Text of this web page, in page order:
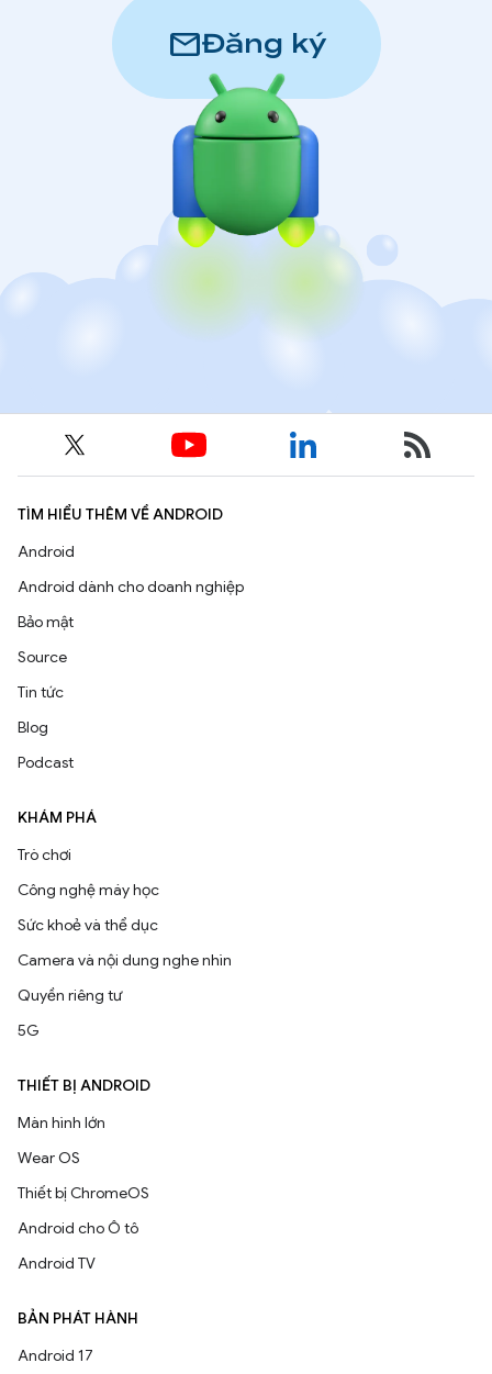
mailĐăng ký
TÌM HIỂU THÊM VỀ ANDROID
Android
Android dành cho doanh nghiệp
Bảo mật
Source
Tin tức
Blog
Podcast
KHÁM PHÁ
Trò chơi
Công nghệ máy học
Sức khoẻ và thể dục
Camera và nội dung nghe nhìn
Quyền riêng tư
5G
THIẾT BỊ ANDROID
Màn hình lớn
Wear OS
Thiết bị ChromeOS
Android cho Ô tô
Android TV
BẢN PHÁT HÀNH
Android 17